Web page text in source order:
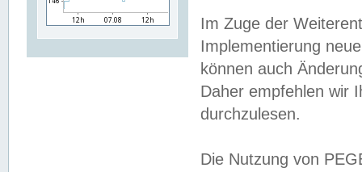
Im Zuge der
Implementierung
können auch
Daher empfehlen wir
durchzulesen.
Die Nutzung von